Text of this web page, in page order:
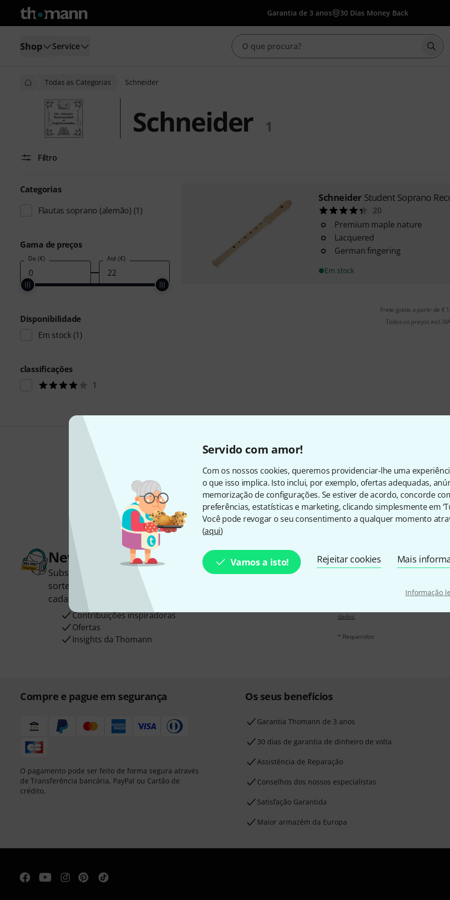
Servido com amor!
Com os nossos cookies, queremos providenciar-lhe uma
o que isso implica. Isto inclui, por exemplo, ofertas adequadas,
memorização de configurações. Se estiver de acordo, concorde
preferências, estatísticas e marketing, clicando simplesmente em
Você pode revogar o seu consentimento a qualquer momento
(aqui)
Vamos a isto! Rejeitar cookies Mais
Informação
Garantia de 3 anos 30 Dias Money Back
Shop Service
Todas as Categorias Schneider
Schneider 1
Filtro
Categorias
Flautas soprano (alemão) (1)
Gama de preços
De (€) Até (€)
Disponibilidade
Em stock(1)
classificações
1
Schneider Student Soprano
20
Premium maple nature
Lacquered
German fingering
Em stock
Frete grátis a partir de €
Todos os preços incl. IVA
Gosta do que vê?
Partilhar Ajuda e feedback
Newsletter Thomann
Subscreva a Newsletter da Thomann em inglês e com um pouco de
sorte você poderá ganhar um dos
cada!
Contribuições inspiradoras
Ofertas
Insights da Thomann
Ao clicar em "Inscreva-se agora",
dados.
* Requeridos
Compre e pague em segurança
O pagamento pode ser feito de forma segura através
de Transferência bancária, PayPal ou Cartão de
crédito.
Os seus benefícios
Garantia Thomann de 3 anos
30 dias de garantia de dinheiro de volta
Assistência de Reparação
Conselhos dos nossos especialistas
Satisfação Garantida
Maior armazém da Europa